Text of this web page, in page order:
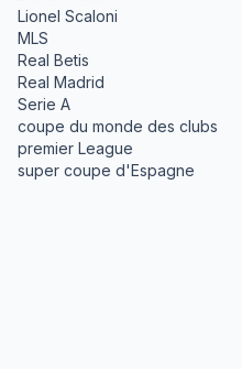
Lionel Scaloni
MLS
Real Betis
Real Madrid
Serie A
coupe du monde des clubs
premier League
super coupe d'Espagne